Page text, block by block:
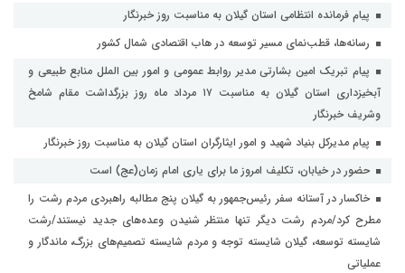
پیام فرمانده انتظامی استان گیلان به مناسبت روز خبرنگار
رسانه‌ها، قطب‌نمای مسیر توسعه در هاب اقتصادی شمال كشور
پیام تبریک امین بشارتی مدیر روابط عمومی و امور بین الملل منابع طبیعی و
آبخیزداری استان گیلان به مناسبت ۱۷ مرداد ماه روز بزرگداشت مقام شامخ
وشریف خبرنگار
پیام مدیرکل بنیاد شهید و امور ایثارگران استان گیلان به مناسبت روز خبرنگار
حضور در خیابان، تکلیف امروز ما برای یاری امام زمان(عج) است
خاکسار در آستانه سفر رئیس‌جمهور به گیلان پنج مطالبه راهبردی مردم رشت را
مطرح کرد/مردم رشت دیگر تنها منتظر شنیدن وعده‌های جدید نیستند/رشت
شایسته توسعه، گیلان شایسته توجه و مردم شایسته تصمیم‌های بزرگ، ماندگار و
عملیاتی